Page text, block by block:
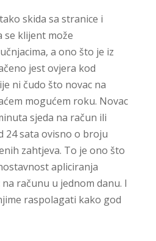
skida sa stranice i
se klijent može
a ono što je iz
jest ovjera kod
ni čudo što novac na
mogućem roku. Novac
sjeda na račun ili
24 sata ovisno o broju
zahtjeva. To je ono što
apliciranja
računu u jednom danu. I
raspolagati kako god